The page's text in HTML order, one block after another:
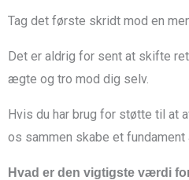
Tag det første skridt mod en
Det er aldrig for sent at skifte
ægte og tro mod dig selv.
Hvis du har brug for støtte til at
os sammen skabe et
Hvad er den vigtigste værdi